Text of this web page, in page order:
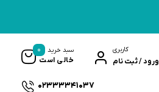
کاربری
ورود / ثبت نام
سبد خرید
خالی است
0
02333341037